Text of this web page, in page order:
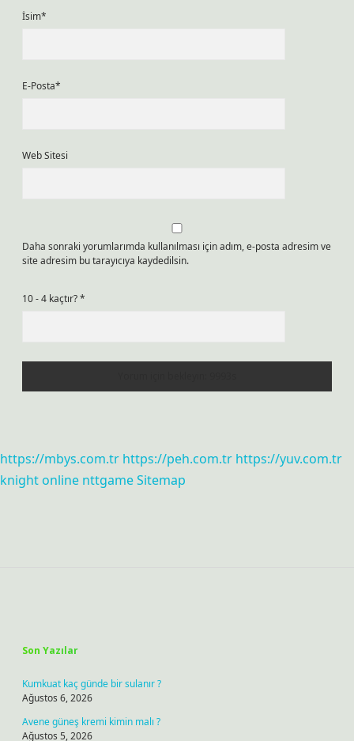
İsim*
E-Posta*
Web Sitesi
Daha sonraki yorumlarımda kullanılması için adım, e-posta adresim ve
site adresim bu tarayıcıya kaydedilsin.
10 - 4 kaçtır?*
https://mbys.com.tr https://peh.com.tr https://yuv.com.tr
knight online nttgameSitemap
Son Yazılar
Kumkuat kaç günde bir sulanır ?
Ağustos 6, 2026
Avene güneş kremi kimin malı ?
Ağustos 5, 2026